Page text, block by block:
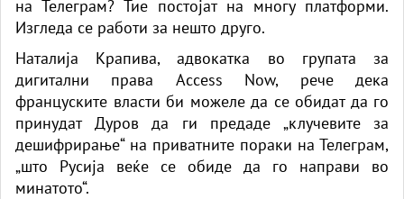
на Телеграм? Тие постојат на многу платформи.
Изгледа се работи за нешто друго.
Наталија Крапива, адвокатка во групата за
дигитални права Access Now, рече дека
француските власти би можеле да се обидат да го
принудат Дуров да ги предаде „клучевите за
дешифрирање“ на приватните пораки на Телеграм,
„што Русија веќе се обиде да го направи во
минатото“.